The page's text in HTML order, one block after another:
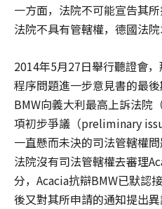
一方面，法院不可能宣告其
法院不具有管轄權，德國法院
2014年5月27日舉行聽證會
程序問題進一步意見書的最後
BMW向義大利最高上訴法院
項初步爭議（preliminary
一直懸而未決的司法管轄權
法院沒有司法管轄權去審理
分，Acacia抗辯BMW已默認
後又對其所申請的通知提出